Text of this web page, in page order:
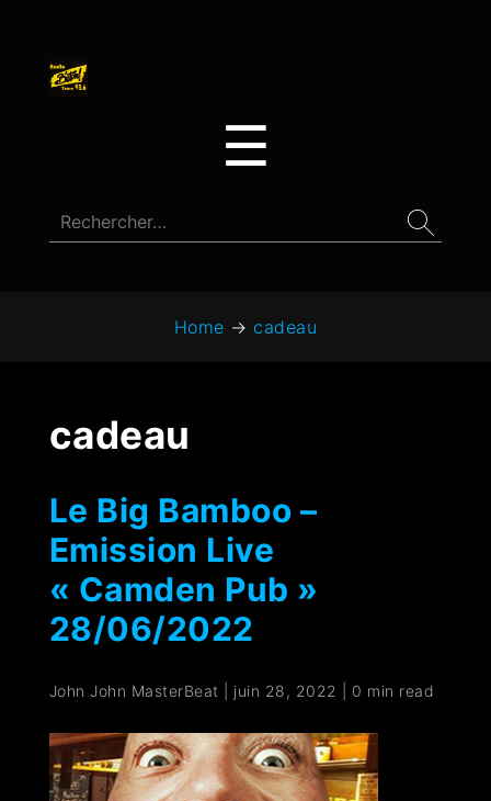
☰
Home → cadeau
cadeau
Le Big Bamboo –
Emission Live
« Camden Pub »
28/06/2022
John John MasterBeat juin 28, 2022 0 min read